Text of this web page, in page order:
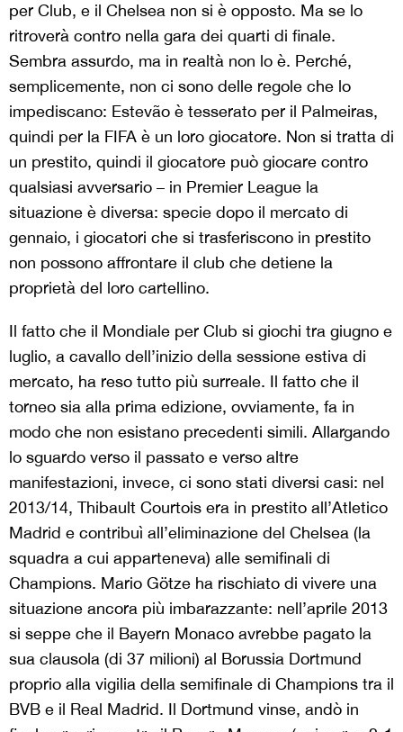
per Club, e il Chelsea non si è opposto. Ma se lo
ritroverà contro nella gara dei quarti di finale.
Sembra assurdo, ma in realtà non lo è. Perché,
semplicemente, non ci sono delle regole che lo
impediscano: Estevão è tesserato per il Palmeiras,
quindi per la FIFA è un loro giocatore. Non si tratta di
un prestito, quindi il giocatore può giocare contro
qualsiasi avversario – in Premier League la
situazione è diversa: specie dopo il mercato di
gennaio, i giocatori che si trasferiscono in prestito
non possono affrontare il club che detiene la
proprietà del loro cartellino.
Il fatto che il Mondiale per Club si giochi tra giugno e
luglio, a cavallo dell’inizio della sessione estiva di
mercato, ha reso tutto più surreale. Il fatto che il
torneo sia alla prima edizione, ovviamente, fa in
modo che non esistano precedenti simili. Allargando
lo sguardo verso il passato e verso altre
manifestazioni, invece, ci sono stati diversi casi: nel
2013/14, Thibault Courtois era in prestito all’Atletico
Madrid e contribuì all’eliminazione del Chelsea (la
squadra a cui apparteneva) alle semifinali di
Champions. Mario Götze ha rischiato di vivere una
situazione ancora più imbarazzante: nell’aprile 2013
si seppe che il Bayern Monaco avrebbe pagato la
sua clausola (di 37 milioni) al Borussia Dortmund
proprio alla vigilia della semifinale di Champions tra il
BVB e il Real Madrid. Il Dortmund vinse, andò in